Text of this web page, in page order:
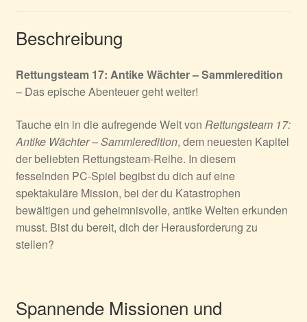
Beschreibung
Rettungsteam 17: Antike Wächter – Sammleredition
– Das epische Abenteuer geht weiter!
Tauche ein in die aufregende Welt von Rettungsteam 17:
Antike Wächter – Sammleredition, dem neuesten Kapitel
der beliebten Rettungsteam-Reihe. In diesem
fesselnden PC-Spiel begibst du dich auf eine
spektakuläre Mission, bei der du Katastrophen
bewältigen und geheimnisvolle, antike Welten erkunden
musst. Bist du bereit, dich der Herausforderung zu
stellen?
Spannende Missionen und